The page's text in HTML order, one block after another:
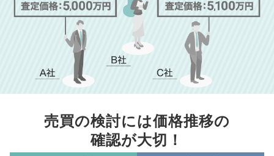
売買の検討には価格推移の
確認が大切！